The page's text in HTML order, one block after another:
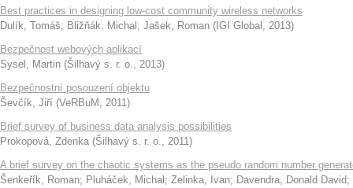
Best practices in designing low-cost community wireless networks
Dulík, Tomáš; Bližňák, Michal ; Jašek, Roman ( IGI Global , 2013)
Bezpečnost webových aplikací
Sysel, Martin (Šilhavý s. r. o., 2013)
Bezpečnostní posouzení objektu
Ševčík, Jiří (VeRBuM , 2011)
Brief survey of business data analysis possibilities
Prokopová, Zdenka (Šilhavý s. r. o., 2011)
A brief survey on the chaotic systems as the pseudo random number
Šenkeřík, Roman; Pluháček, Michal ; Zelinka, Ivan; Davendra, Donald David;